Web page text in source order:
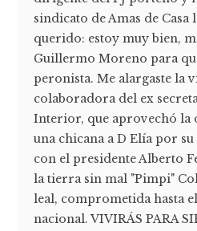
sindicato de Amas de
querido: estoy muy bien,
Guillermo Moreno para
peronista. Me alargaste la
colaboradora del ex
Interior, que aprovechó la
una chicana a D Elía por
con el presidente Alberto
la tierra sin mal "Pimpi"
leal, comprometida hasta
nacional. VIVIRÁS PARA